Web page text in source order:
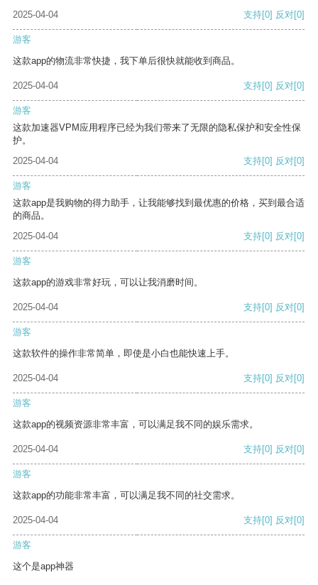
2025-04-04 支持[0] 反对[0]
游客
这款app的物流非常快捷，我下单后很快就能收到商品。
2025-04-04 支持[0] 反对[0]
游客
这款加速器VPM应用程序已经为我们带来了无限的隐私保护和安全性保
护。
2025-04-04
支持[0] 反对[0]
游客
这款app是我购物的得力助手，让我能够找到最优惠的价格，买到最合适
的商品。
2025-04-04
支持[0] 反对[0]
游客
这款app的游戏非常好玩，可以让我消磨时间。
2025-04-04 支持[0] 反对[0]
游客
这款软件的操作非常简单，即使是小白也能快速上手。
2025-04-04 支持[0] 反对[0]
游客
这款app的视频资源非常丰富，可以满足我不同的娱乐需求。
2025-04-04 支持[0] 反对[0]
游客
这款app的功能非常丰富，可以满足我不同的社交需求。
2025-04-04 支持[0] 反对[0]
游客
这个是app神器